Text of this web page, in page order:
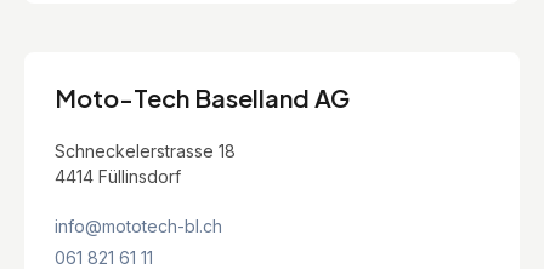
Moto-Tech Baselland AG
Schneckelerstrasse 18
4414 Füllinsdorf
info@mototech-bl.ch
061 821 61 11